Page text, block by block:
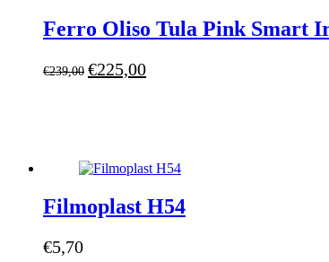
Ferro Oliso Tula Pink Smart
€239,00 Il
prezzo
€225,00Il
prezzo
Filmoplast H54
€5,70